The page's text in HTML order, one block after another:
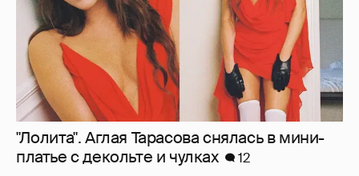
"Лолита". Аглая Тарасова снялась в мини-
платье с декольте и чулках
12